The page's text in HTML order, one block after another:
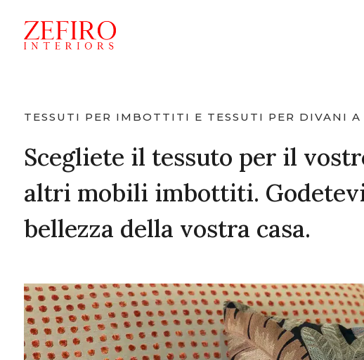
TESSUTI PER IMBOTTITI E TESSUTI PER DIVANI
Scegliete il tessuto per il
altri mobili imbottiti.
bellezza della vostra casa.